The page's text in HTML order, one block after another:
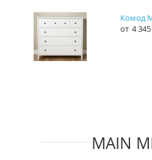
Комод
4
MAIN